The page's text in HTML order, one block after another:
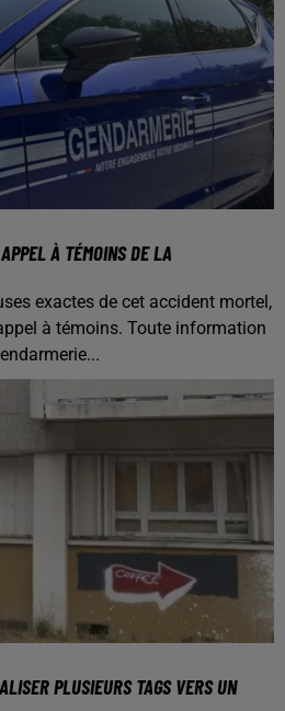
À TÉMOINS DE LA
exactes de cet accident mortel,
à témoins. Toute information
PLUSIEURS TAGS VERS UN